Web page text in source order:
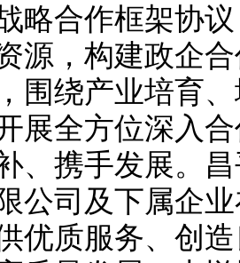
略合作框架协
源，构建政企
围绕产业培育
展全方位深入
、携手发展。
公司及下属企
优质服务、创